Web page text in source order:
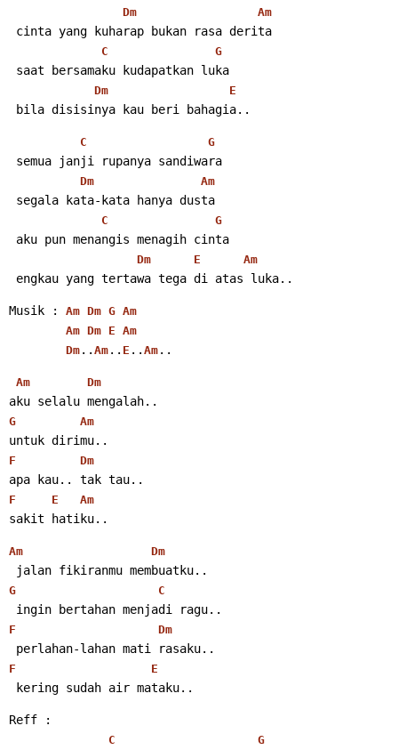
Dm Am
cinta yang kuharap bukan rasa derita
C G
saat bersamaku kudapatkan luka
Dm E
bila disisinya kau beri bahagia..
C G
semua janji rupanya sandiwara
Dm Am
segala kata-kata hanya dusta
C G
aku pun menangis menagih cinta
Dm E Am
engkau yang tertawa tega di atas luka..
Musik : Am Dm G Am
Am Dm E Am
Dm .. Am .. E .. Am ..
Am Dm
aku selalu mengalah..
G Am
untuk dirimu..
F Dm
apa kau.. tak tau..
F E Am
sakit hatiku..
Am Dm
jalan fikiranmu membuatku..
G C
ingin bertahan menjadi ragu..
F Dm
perlahan-lahan mati rasaku..
F E
kering sudah air mataku..
Reff :
C G